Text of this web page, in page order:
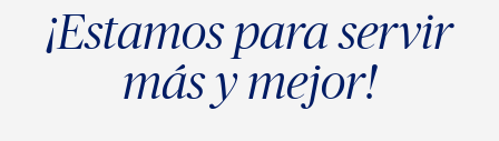
¡Estamos para servir
más y mejor!